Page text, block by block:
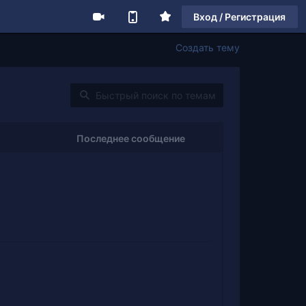
Вход / Регистрация
Создать тему
Последнее сообщение